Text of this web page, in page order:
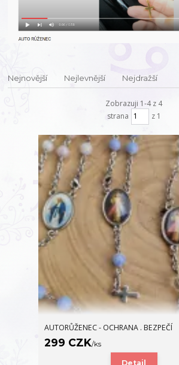
Nejnovější Nejlevnější Nejdražší
Zobrazuji 1-4 z 4
strana
z 1
AUTORŮŽENEC - OCHRANA . BEZPEČÍ
299 CZK/ks
Detail